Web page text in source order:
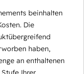
beinhalten
Die
haben,
an enthaltenen